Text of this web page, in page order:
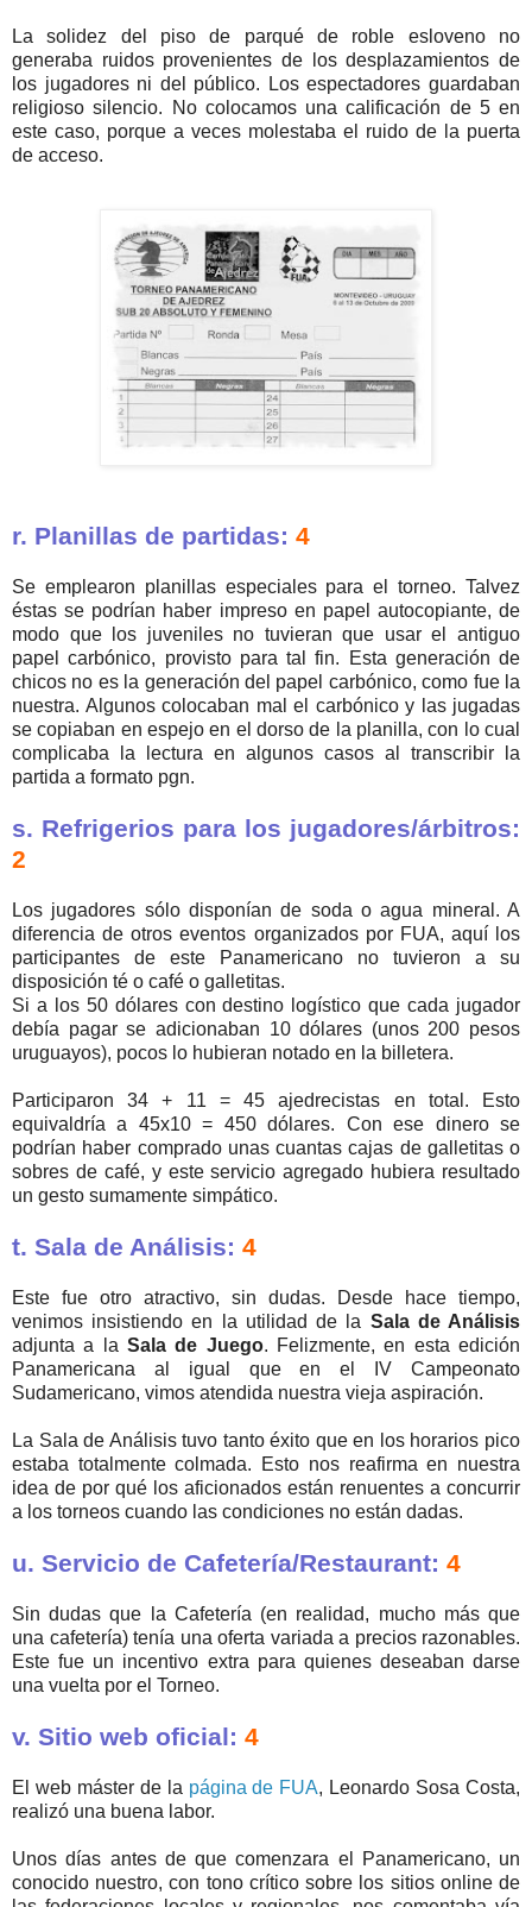
La solidez del piso de parqué de roble esloveno no
generaba ruidos provenientes de los desplazamientos de
los jugadores ni del público. Los espectadores guardaban
religioso silencio. No colocamos una calificación de 5 en
este caso, porque a veces molestaba el ruido de la puerta
de acceso.
r. Planillas de partidas: 4
Se emplearon planillas especiales para el torneo. Talvez
éstas se podrían haber impreso en papel autocopiante, de
modo que los juveniles no tuvieran que usar el antiguo
papel carbónico, provisto para tal fin. Esta generación de
chicos no es la generación del papel carbónico, como fue la
nuestra. Algunos colocaban mal el carbónico y las jugadas
se copiaban en espejo en el dorso de la planilla, con lo cual
complicaba la lectura en algunos casos al transcribir la
partida a formato pgn.
s. Refrigerios para los jugadores/árbitros:
2
Los jugadores sólo disponían de soda o agua mineral. A
diferencia de otros eventos organizados por FUA, aquí los
participantes de este Panamericano no tuvieron a su
disposición té o café o galletitas.
Si a los 50 dólares con destino logístico que cada jugador
debía pagar se adicionaban 10 dólares (unos 200 pesos
uruguayos), pocos lo hubieran notado en la billetera.
Participaron 34 + 11 = 45 ajedrecistas en total. Esto
equivaldría a 45x10 = 450 dólares. Con ese dinero se
podrían haber comprado unas cuantas cajas de galletitas o
sobres de café, y este servicio agregado hubiera resultado
un gesto sumamente simpático.
t. Sala de Análisis: 4
Este fue otro atractivo, sin dudas. Desde hace tiempo,
venimos insistiendo en la utilidad de la Sala de Análisis
adjunta a la Sala de Juego. Felizmente, en esta edición
Panamericana al igual que en el IV Campeonato
Sudamericano, vimos atendida nuestra vieja aspiración.
La Sala de Análisis tuvo tanto éxito que en los horarios pico
estaba totalmente colmada. Esto nos reafirma en nuestra
idea de por qué los aficionados están renuentes a concurrir
a los torneos cuando las condiciones no están dadas.
u. Servicio de Cafetería/Restaurant: 4
Sin dudas que la Cafetería (en realidad, mucho más que
una cafetería) tenía una oferta variada a precios razonables.
Este fue un incentivo extra para quienes deseaban darse
una vuelta por el Torneo.
v. Sitio web oficial: 4
El web máster de la página de FUA, Leonardo Sosa Costa,
realizó una buena labor.
Unos días antes de que comenzara el Panamericano, un
conocido nuestro, con tono crítico sobre los sitios online de